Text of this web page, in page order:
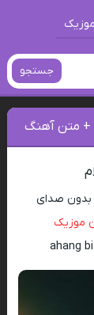
جستجو
+ متن آهنگ‌
صدای
موزیک
ahang